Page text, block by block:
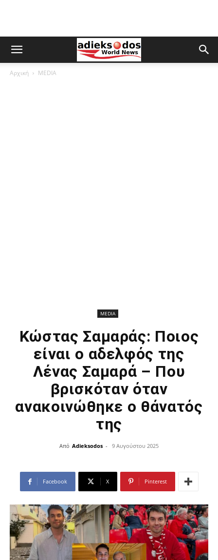
Αρχική MEDIA
MEDIA
Κώστας Σαμαράς: Ποιος
είναι ο αδελφός της
Λένας Σαμαρά – Που
βρισκόταν όταν
ανακοινώθηκε ο θάνατός
της
Από Adieksodos - 9 Αυγούστου 2025
Facebook X Pinterest